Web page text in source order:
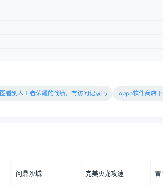
看别人王者荣耀的战绩，有访问记录吗 oppo软件商店
问鼎沙城 完美火龙攻速 冒